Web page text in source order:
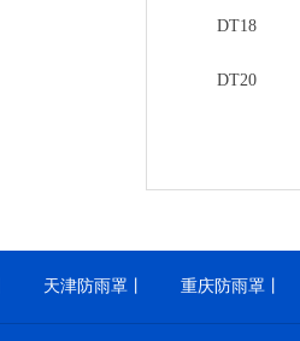
DT18
DT20
天津防雨罩丨 重庆防雨罩丨